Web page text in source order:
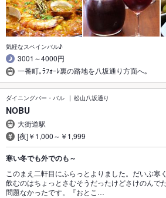
気軽なスペインバル♪
3001～4000円
一番町｡ﾗﾌｫｰﾚ裏の路地を八坂通り方面へ｡
ダイニングバー・バル 松山八坂通り
NOBU
大街道駅
[夜]￥1,000～￥1,999
寒い冬でも外でのも～
このまえ二軒目にふらっとよりました。だいぶ寒
飲むのはちょっとさむそうだったけどさけのんで
問題なかったです。『おとこ…